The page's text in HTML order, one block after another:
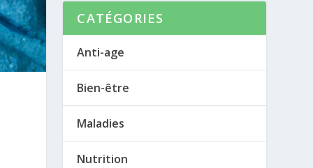
CATÉGORIES
Anti-age
Bien-être
Maladies
Nutrition